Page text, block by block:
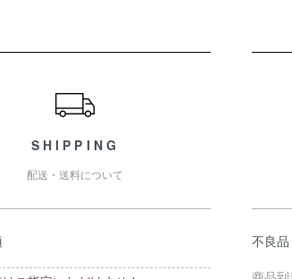
SHIPPING
配送・送料について
不良品